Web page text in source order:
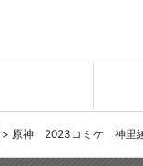
> 原神 2023コミケ 神里